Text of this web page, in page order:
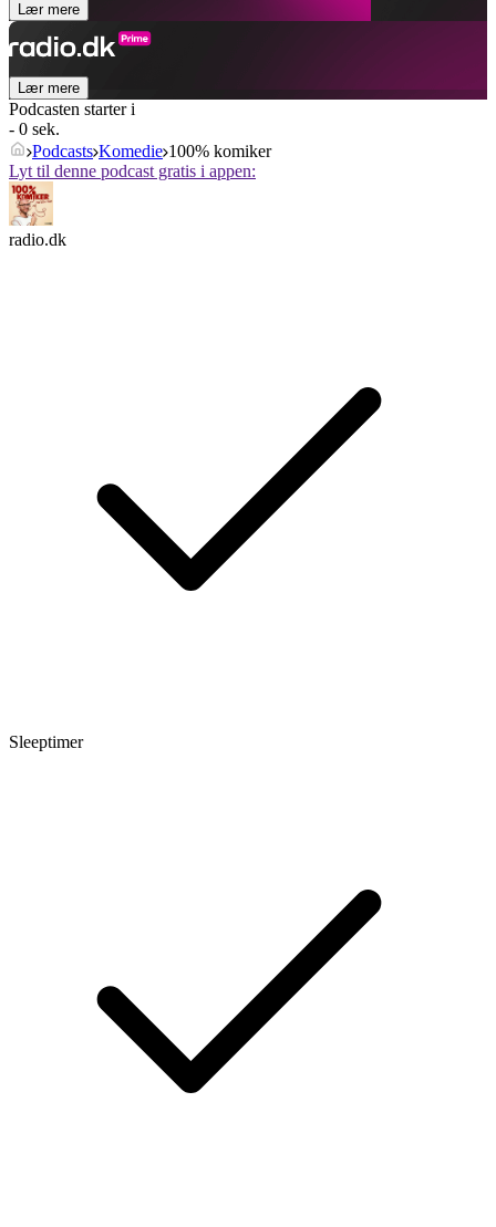
Lær mere
Lær mere
Podcasten starter i
- 0 sek.
Podcasts Komedie 100% komiker
Lyt til denne podcast gratis i appen:
radio.dk
Sleeptimer